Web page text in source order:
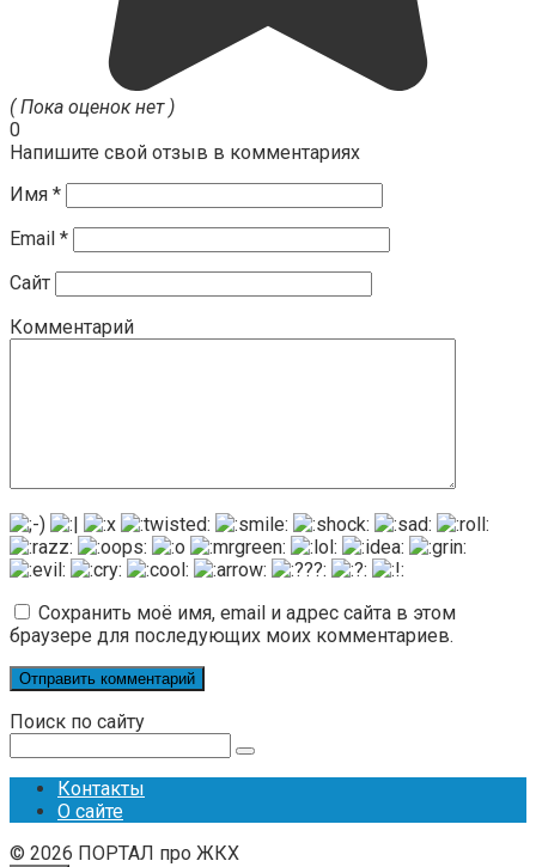
( Пока оценок нет )
0
Напишите свой отзыв в комментариях
Имя *
Email *
Сайт
Комментарий
Сохранить моё имя, email и адрес сайта в этом
браузере для последующих моих комментариев.
Поиск по сайту
Контакты
О сайте
© 2026 ПОРТАЛ про ЖКХ